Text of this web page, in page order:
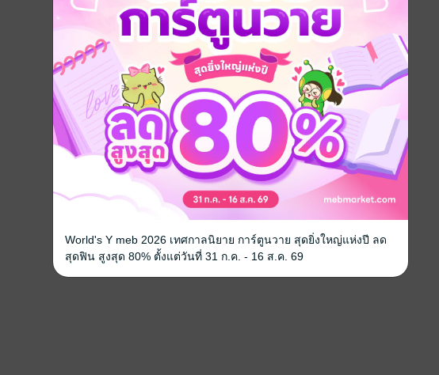
World's Y meb 2026 เทศกาลนิยาย การ์ตูนวาย สุดยิ่งใหญ่แห่งปี ลด
สุดฟิน สูงสุด 80% ตั้งแต่วันที่ 31 ก.ค. - 16 ส.ค. 69